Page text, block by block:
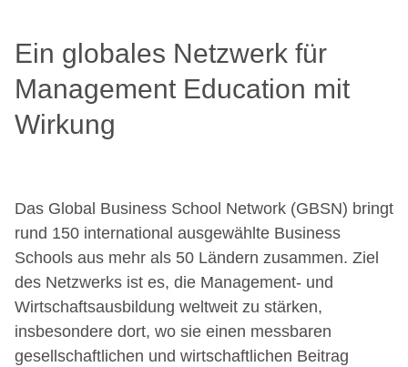
Ein globales Netzwerk für
Management Education mit
Wirkung
Das Global Business School Network (GBSN) bringt
rund 150 international ausgewählte Business
Schools aus mehr als 50 Ländern zusammen. Ziel
des Netzwerks ist es, die Management- und
Wirtschaftsausbildung weltweit zu stärken,
insbesondere dort, wo sie einen messbaren
gesellschaftlichen und wirtschaftlichen Beitrag